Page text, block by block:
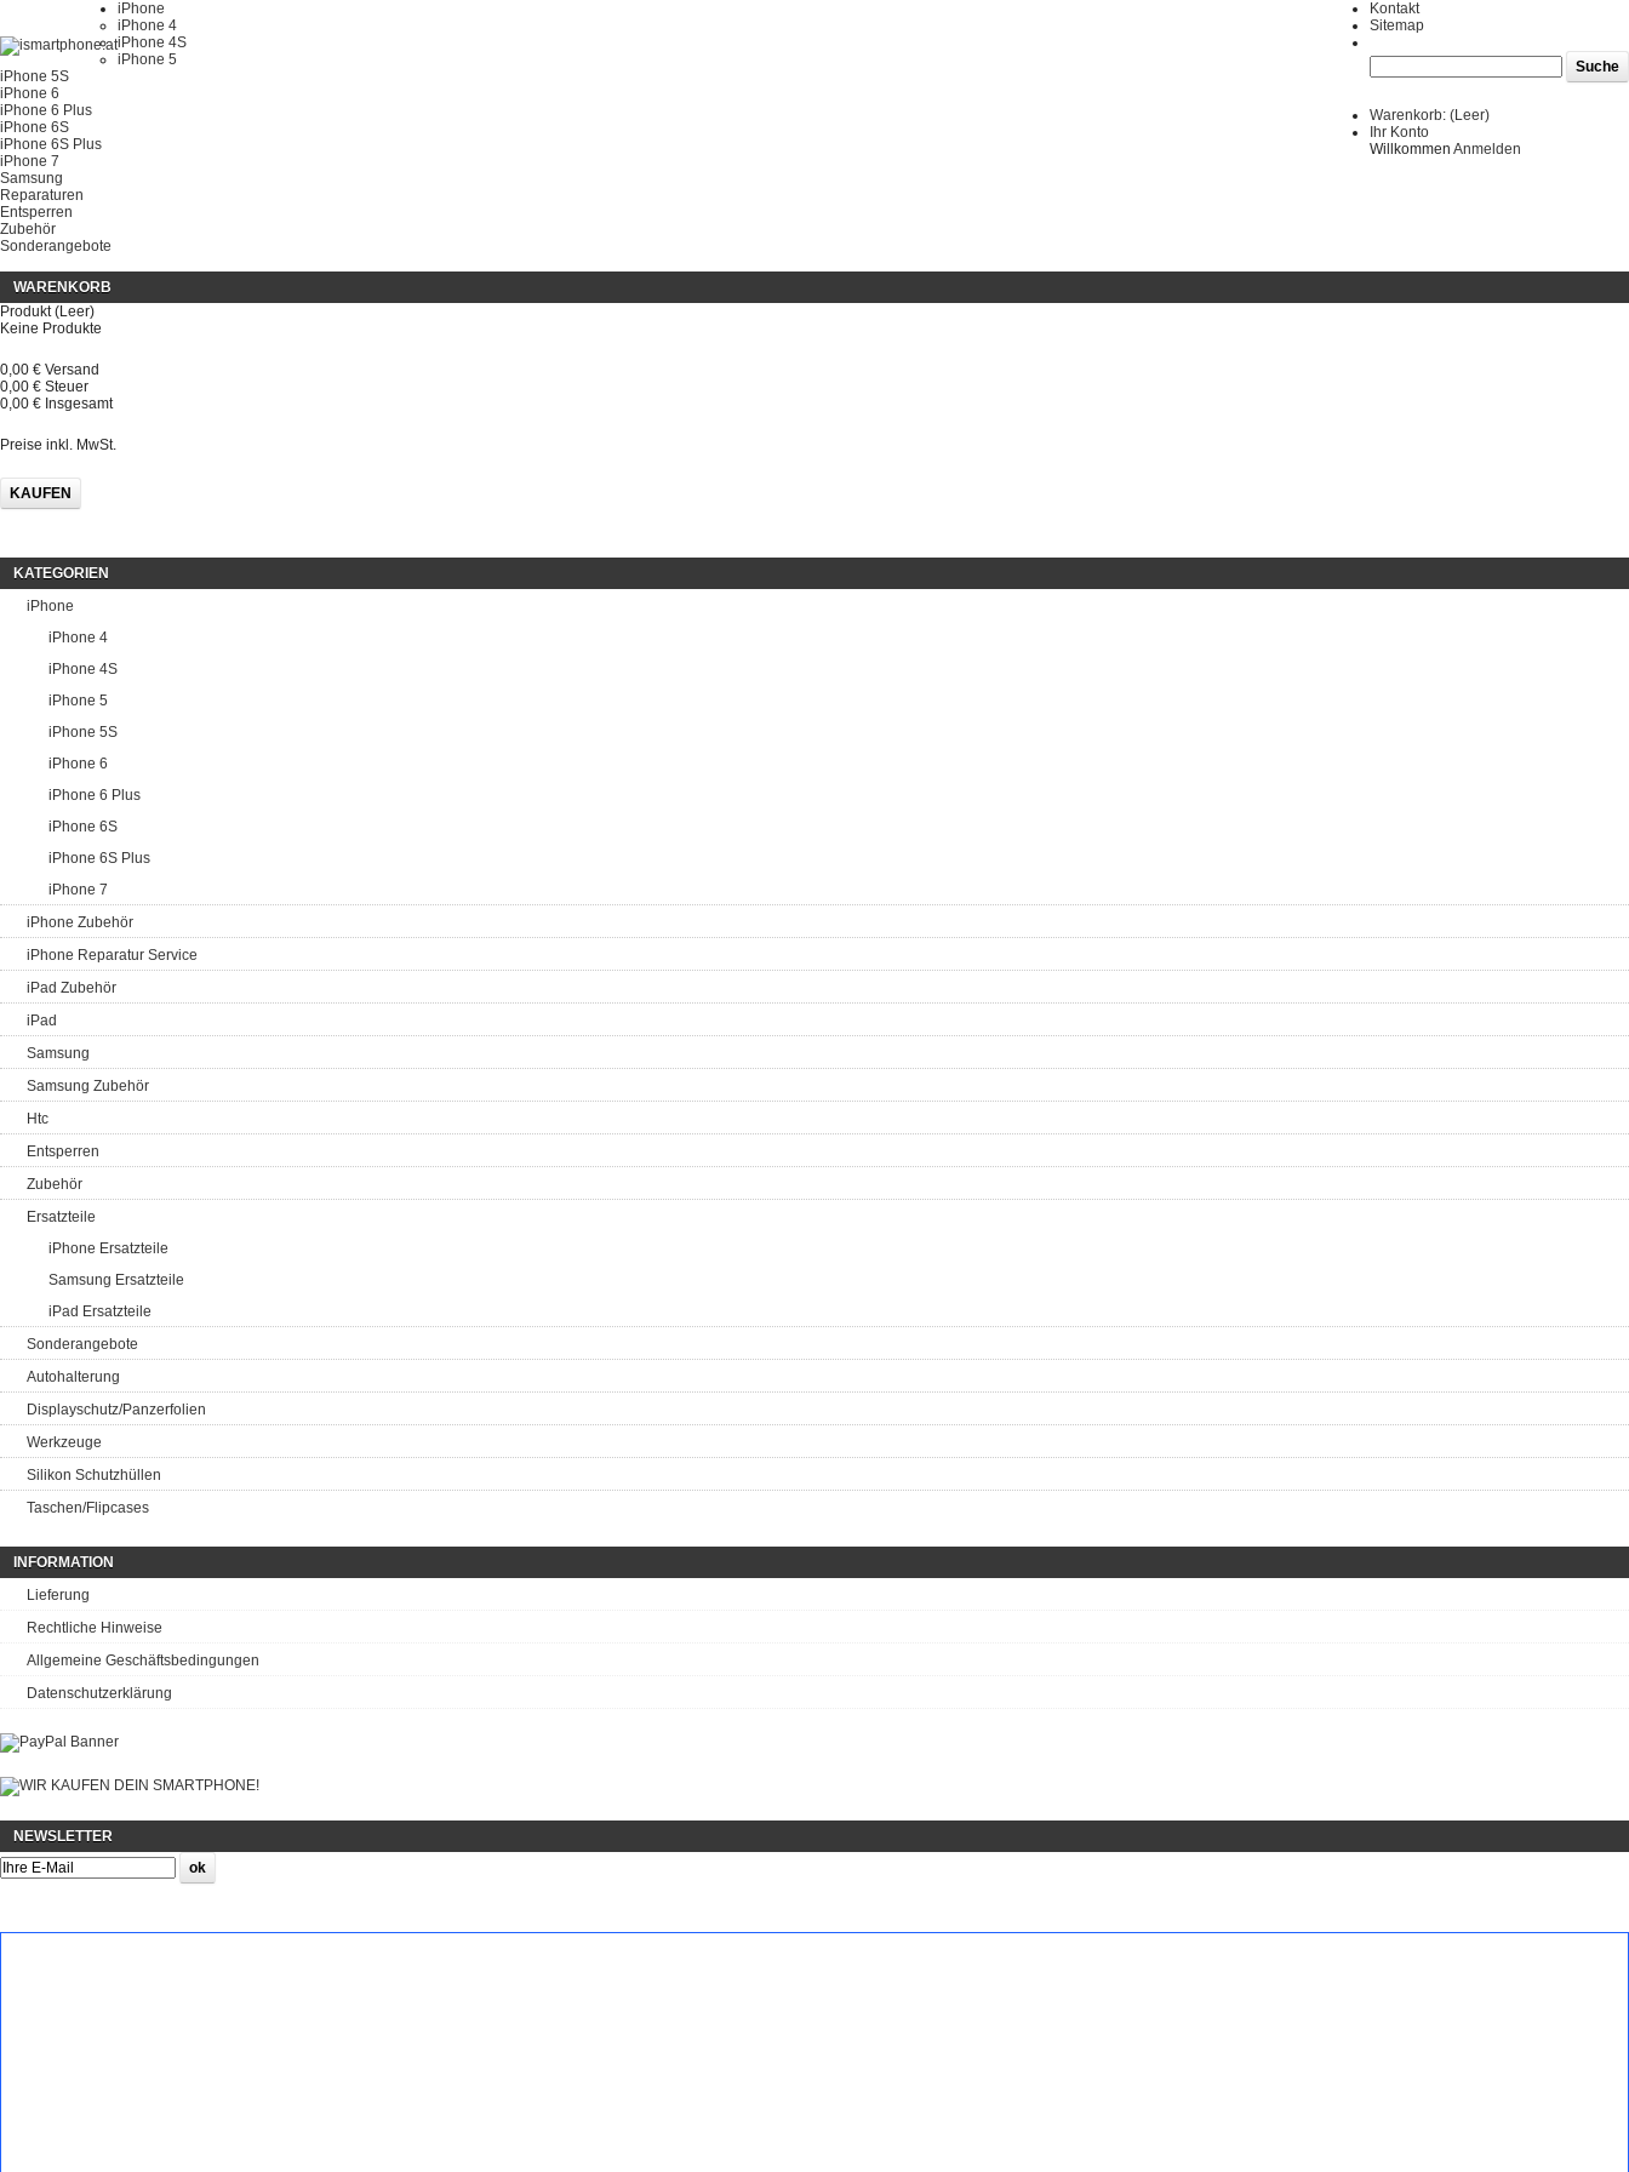
Kontakt
Sitemap
Warenkorb: (Leer)
Ihr Konto
Willkommen Anmelden
iPhone
iPhone 4
iPhone 4S
iPhone 5
iPhone 5S
iPhone 6
iPhone 6 Plus
iPhone 6S
iPhone 6S Plus
iPhone 7
Samsung
Reparaturen
Entsperren
Zubehör
Sonderangebote
WARENKORB
Produkt (Leer)
Keine Produkte
0,00 € Versand
0,00 € Steuer
0,00 € Insgesamt
Preise inkl. MwSt.
KAUFEN
KATEGORIEN
iPhone
iPhone 4
iPhone 4S
iPhone 5
iPhone 5S
iPhone 6
iPhone 6 Plus
iPhone 6S
iPhone 6S Plus
iPhone 7
iPhone Zubehör
iPhone Reparatur Service
iPad Zubehör
iPad
Samsung
Samsung Zubehör
Htc
Entsperren
Zubehör
Ersatzteile
iPhone Ersatzteile
Samsung Ersatzteile
iPad Ersatzteile
Sonderangebote
Autohalterung
Displayschutz/Panzerfolien
Werkzeuge
Silikon Schutzhüllen
Taschen/Flipcases
INFORMATION
Lieferung
Rechtliche Hinweise
Allgemeine Geschäftsbedingungen
Datenschutzerklärung
NEWSLETTER